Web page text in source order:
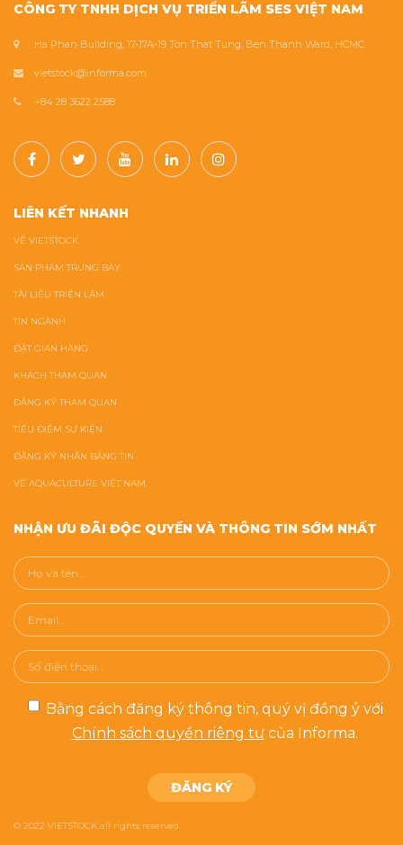
CÔNG TY TNHH DỊCH VỤ TRIỂN LÃM SES VIỆT NAM
Ha Phan Building, 17-17A-19 Ton That Tung, Ben Thanh Ward, HCMC
vietstock@informa.com
+84 28 3622 2588
LIÊN KẾT NHANH
VỀ VIETSTOCK
SẢN PHẨM TRƯNG BÀY
TÀI LIỆU TRIỂN LÃM
TIN NGÀNH
ĐẶT GIAN HÀNG
KHÁCH THAM QUAN
ĐĂNG KÝ THAM QUAN
TIÊU ĐIỂM SỰ KIỆN
ĐĂNG KÝ NHẬN BẢNG TIN
VỀ AQUACULTURE VIỆT NAM
NHẬN ƯU ĐÃI ĐỘC QUYỀN VÀ THÔNG TIN SỚM NHẤT
Bằng cách đăng ký thông tin, quý vị đồng ý với
Chính sách quyền riêng tưcủa Informa.
© 2022 VIETSTOCK all rights reserved.